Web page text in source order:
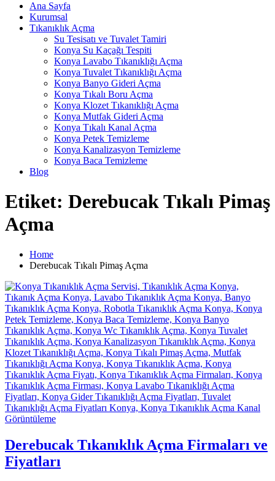
Ana Sayfa
Kurumsal
Tıkanıklık Açma
Su Tesisatı ve Tuvalet Tamiri
Konya Su Kaçağı Tespiti
Konya Lavabo Tıkanıklığı Açma
Konya Tuvalet Tıkanıklığı Açma
Konya Banyo Gideri Açma
Konya Tıkalı Boru Açma
Konya Klozet Tıkanıklığı Açma
Konya Mutfak Gideri Açma
Konya Tıkalı Kanal Açma
Konya Petek Temizleme
Konya Kanalizasyon Temizleme
Konya Baca Temizleme
Blog
Etiket: Derebucak Tıkalı Pimaş
Açma
Home
Derebucak Tıkalı Pimaş Açma
Derebucak Tıkanıklık Açma Firmaları ve
Fiyatları